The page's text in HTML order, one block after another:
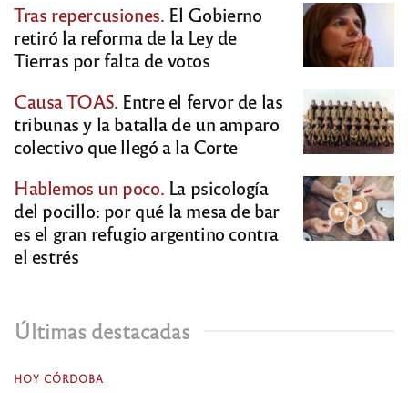
Tras repercusiones. El Gobierno
retiró la reforma de la Ley de
Tierras por falta de votos
Causa TOAS. Entre el fervor de las
tribunas y la batalla de un amparo
colectivo que llegó a la Corte
Hablemos un poco. La psicología
del pocillo: por qué la mesa de bar
es el gran refugio argentino contra
el estrés
Últimas destacadas
HOY CÓRDOBA